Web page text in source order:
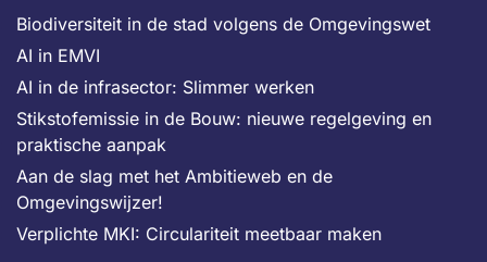
Biodiversiteit in de stad volgens de Omgevingswet
AI in EMVI
AI in de infrasector: Slimmer werken
Stikstofemissie in de Bouw: nieuwe regelgeving en
praktische aanpak
Aan de slag met het Ambitieweb en de
Omgevingswijzer!
Verplichte MKI: Circulariteit meetbaar maken